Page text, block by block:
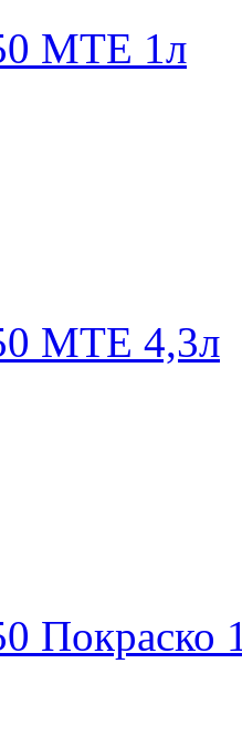
МТЕ 1л
МТЕ 4,3л
Покраско